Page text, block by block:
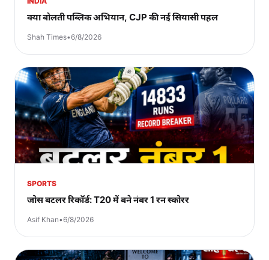
क्या बोलती पब्लिक अभियान, CJP की नई सियासी पहल
Shah Times•6/8/2026
SPORTS
जोस बटलर रिकॉर्ड: T20 में बने नंबर 1 रन स्कोरर
Asif Khan•6/8/2026